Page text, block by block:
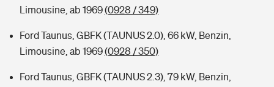
Limousine, ab 1969(0928 / 349)
Ford Taunus, GBFK (TAUNUS 2.0), 66 kW, Benzin,
Limousine, ab 1969(0928 / 350)
Ford Taunus, GBFK (TAUNUS 2.3), 79 kW, Benzin,